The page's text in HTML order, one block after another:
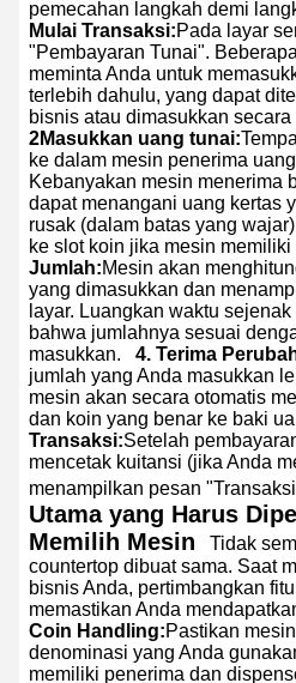
pemecahan langkah demi
Mulai Transaksi:Pada layar
"Pembayaran Tunai".
meminta Anda untuk
terlebih dahulu, yang dapat
bisnis atau dimasukkan
2Masukkan uang tunai:
ke dalam mesin penerima
Kebanyakan mesin menerima
dapat menangani uang kertas
rusak (dalam batas yang
ke slot koin jika mesin memiliki
Jumlah:Mesin akan
yang dimasukkan dan
layar. Luangkan waktu
bahwa jumlahnya sesuai
masukkan.
4. Terima
jumlah yang Anda masukkan
mesin akan secara otomatis
dan koin yang benar ke baki
Transaksi:Setelah
mencetak kuitansi (jika Anda
menampilkan pesan
Utama yang Harus
Memilih Mesin
Tidak
countertop dibuat sama. Saat
bisnis Anda, pertimbangkan
memastikan Anda
Coin Handling:Pastikan
denominasi yang Anda
memiliki penerima dan